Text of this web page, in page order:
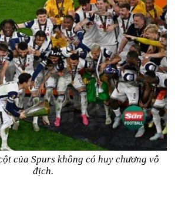
của Spurs không có huy chương vô
địch.